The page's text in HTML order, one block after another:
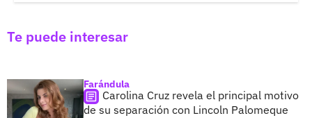
Te puede interesar
Farándula
Carolina Cruz revela el principal motivo
de su separación con Lincoln Palomeque